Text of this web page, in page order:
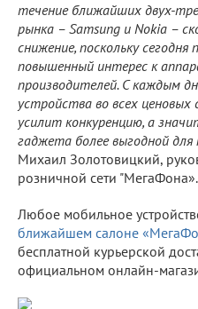
течение ближайших двух-
рынка – Samsung и Nokia –
снижение, поскольку
повышенный интерес к
производителей. С каждым
устройства во всех
усилит конкуренцию, а
гаджета более выгодной
Михаил Золотовицкий,
розничной сети "МегаФона».
Любое мобильное
ближайшем салоне
бесплатной курьерской
официальном онлайн-